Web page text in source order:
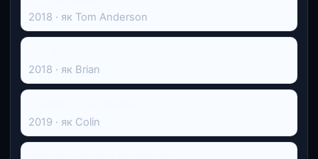
2018 · як Tom Anderson
2018 · як Brian
2019 · як Colin